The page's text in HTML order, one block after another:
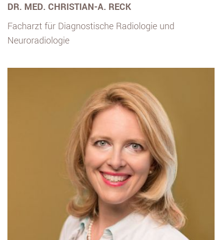
DR. MED. CHRISTIAN-A. RECK
Facharzt für Diagnostische Radiologie und
Neuroradiologie